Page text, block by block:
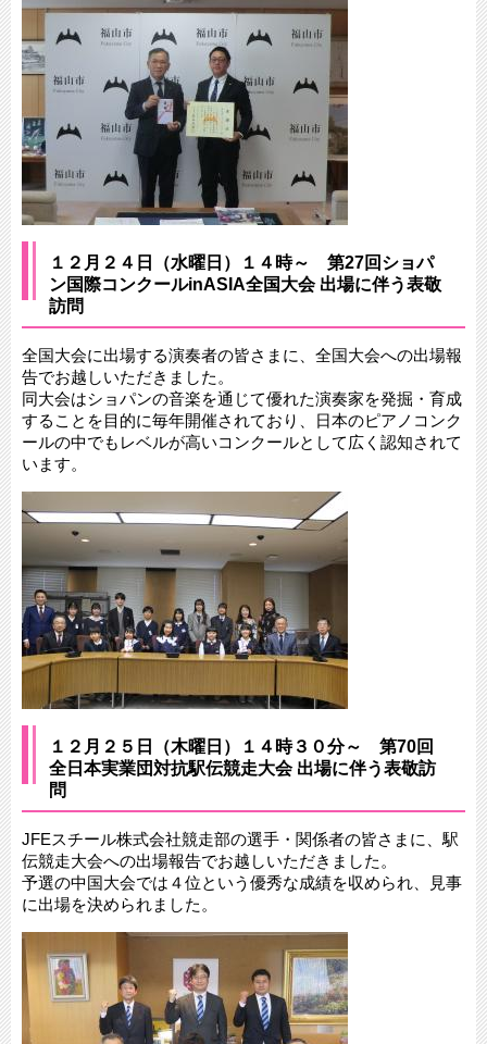
１２月２４日（水曜日）１４時～ 第27回ショパ
ン国際コンクールinASIA全国大会 出場に伴う表敬
訪問
全国大会に出場する演奏者の皆さまに、全国大会への出場報
告でお越しいただきました。
同大会はショパンの音楽を通じて優れた演奏家を発掘・育成
することを目的に毎年開催されており、日本のピアノコンク
ールの中でもレベルが高いコンクールとして広く認知されて
います。
１２月２５日（木曜日）１４時３０分～ 第70回
全日本実業団対抗駅伝競走大会 出場に伴う表敬訪
問
JFEスチール株式会社競走部の選手・関係者の皆さまに、駅
伝競走大会への出場報告でお越しいただきました。
予選の中国大会では４位という優秀な成績を収められ、見事
に出場を決められました。